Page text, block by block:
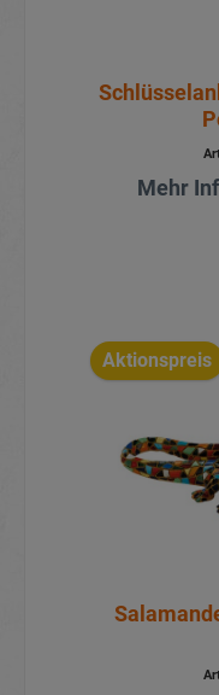
Mehr
Aktionspreis